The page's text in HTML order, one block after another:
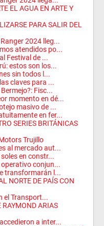
EL AGUA EN ARTE Y
PARA SALIR DEL
2024 lleg...
atendidos po...
Festival de ...
estos son los...
sin todos l...
claves para ...
Fisc...
momento en dé...
masivo de ...
en fer...
SERIES BRITÁNICAS
Trujillo
al mercado aut...
en constr...
conjun...
transformarán l...
NORTE DE PAÍS CON
el Transport...
RAYMOND ARIAS
a inter...